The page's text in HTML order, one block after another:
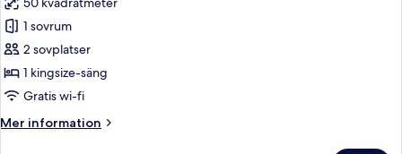
foton
för
Deluxe-
rum
-
pool
1 sovrum
2 sovplatser
1 kingsize-säng
Gratis wi-fi
Mer information
Mer